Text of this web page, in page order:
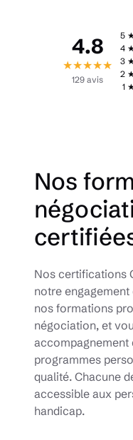
4.8
★★★★★
129 avis
5
4
3
2
1
Nos
Nos certifications
notre
nos formations
négociation, et
accompagnement
programmes
qualité. Chacune
accessible aux
handicap.